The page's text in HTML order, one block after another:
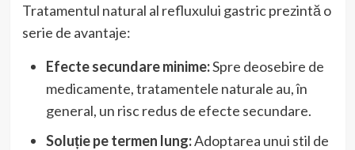
Tratamentul natural al refluxului gastric prezintă o
serie de avantaje:
Efecte secundare minime:Spre deosebire de
medicamente, tratamentele naturale au, în
general, un risc redus de efecte secundare.
Soluție pe termen lung:Adoptarea unui stil de